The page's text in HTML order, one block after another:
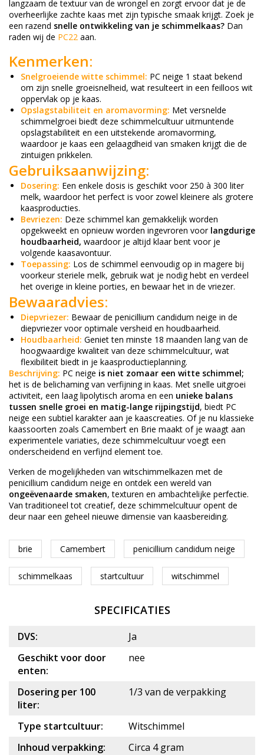
langzaam de textuur van de wrongel en zorgt ervoor dat je de
overheerlijke zachte kaas met zijn typische smaak krijgt. Zoek je
een razend snelle ontwikkeling van je schimmelkaas? Dan
raden wij de PC22 aan.
Kenmerken:
Snelgroeiende witte schimmel: PC neige 1 staat bekend
om zijn snelle groeisnelheid, wat resulteert in een feilloos wit
oppervlak op je kaas.
Opslagstabiliteit en aromavorming: Met versnelde
schimmelgroei biedt deze schimmelcultuur uitmuntende
opslagstabiliteit en een uitstekende aromavorming,
waardoor je kaas een gelaagdheid van smaken krijgt die de
zintuigen prikkelen.
Gebruiksaanwijzing:
Dosering: Een enkele dosis is geschikt voor 250 à 300 liter
melk, waardoor het perfect is voor zowel kleinere als grotere
kaasproducties.
Bevriezen: Deze schimmel kan gemakkelijk worden
opgekweekt en opnieuw worden ingevroren voor langdurige
houdbaarheid, waardoor je altijd klaar bent voor je
volgende kaasavontuur.
Toepassing: Los de schimmel eenvoudig op in magere bij
voorkeur steriele melk, gebruik wat je nodig hebt en verdeel
het overige in kleine porties, en bewaar het in de vriezer.
Bewaaradvies:
Diepvriezer: Bewaar de penicillium candidum neige in de
diepvriezer voor optimale versheid en houdbaarheid.
Houdbaarheid: Geniet ten minste 18 maanden lang van de
hoogwaardige kwaliteit van deze schimmelcultuur, wat
flexibiliteit biedt in je kaasproductieplanning.
Beschrijving: PC neige is niet zomaar een witte schimmel;
het is de belichaming van verfijning in kaas. Met snelle uitgroei
activiteit, een laag lipolytisch aroma en een unieke balans
tussen snelle groei en matig-lange rijpingstijd, biedt PC
neige een subtiel karakter aan je kaascreaties. Of je nu klassieke
kaassoorten zoals Camembert en Brie maakt of je waagt aan
experimentele variaties, deze schimmelcultuur voegt een
onderscheidend en verfijnd element toe.
Verken de mogelijkheden van witschimmelkazen met de
penicillium candidum neige en ontdek een wereld van
ongeëvenaarde smaken, texturen en ambachtelijke perfectie.
Van traditioneel tot creatief, deze schimmelcultuur opent de
deur naar een geheel nieuwe dimensie van kaasbereiding.
brie Camembert penicillium candidum neige
schimmelkaas startcultuur witschimmel
SPECIFICATIES
DVS:
Ja
Geschikt voor door
enten:
nee
Dosering per 100
liter:
1/3 van de verpakking
Type startcultuur:
Witschimmel
Inhoud verpakking:
Circa 4 gram